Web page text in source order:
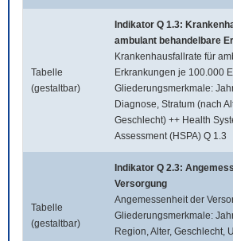
Tabelle
(gestaltbar)
Indikator Q 1.3:
ambulant behandelbare
Krankenhausfallrate für
Erkrankungen je 100.000
Gliederungsmerkmale:
Diagnose, Stratum (nach
Geschlecht) ++ Health
Assessment (HSPA) Q 1.3
Tabelle
(gestaltbar)
Indikator Q 2.3:
Versorgung
Angemessenheit der
Gliederungsmerkmale:
Region, Alter, Geschlecht,